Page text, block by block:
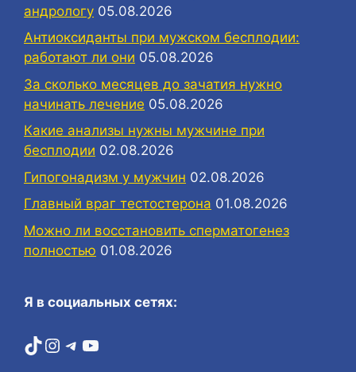
андрологу 05.08.2026
Антиоксиданты при мужском бесплодии:
работают ли они 05.08.2026
За сколько месяцев до зачатия нужно
начинать лечение 05.08.2026
Какие анализы нужны мужчине при
бесплодии 02.08.2026
Гипогонадизм у мужчин 02.08.2026
Главный враг тестостерона 01.08.2026
Можно ли восстановить сперматогенез
полностью 01.08.2026
Я в социальных сетях:
TikTok
Instagram
Telegram
YouTube